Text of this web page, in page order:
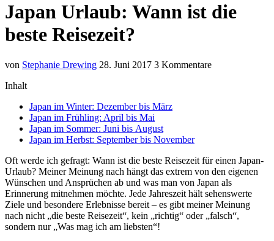
Japan Urlaub: Wann ist die
beste Reisezeit?
von Stephanie Drewing 28. Juni 2017 3 Kommentare
Inhalt
Japan im Winter: Dezember bis März
Japan im Frühling: April bis Mai
Japan im Sommer: Juni bis August
Japan im Herbst: September bis November
Oft werde ich gefragt: Wann ist die beste Reisezeit für einen Japan-
Urlaub? Meiner Meinung nach hängt das extrem von den eigenen
Wünschen und Ansprüchen ab und was man von Japan als
Erinnerung mitnehmen möchte. Jede Jahreszeit hält sehenswerte
Ziele und besondere Erlebnisse bereit – es gibt meiner Meinung
nach nicht „die beste Reisezeit“, kein „richtig“ oder „falsch“,
sondern nur „Was mag ich am liebsten“!